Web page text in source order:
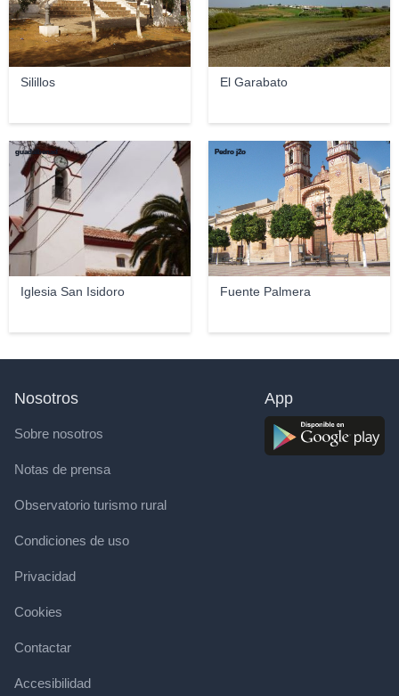
Silillos El Garabato
Iglesia San Isidoro
guadalbenad
Fuente Palmera
Pedro j2o
Nosotros
Sobre nosotros
Notas de prensa
Observatorio turismo rural
Condiciones de uso
Privacidad
Cookies
Contactar
Accesibilidad
App